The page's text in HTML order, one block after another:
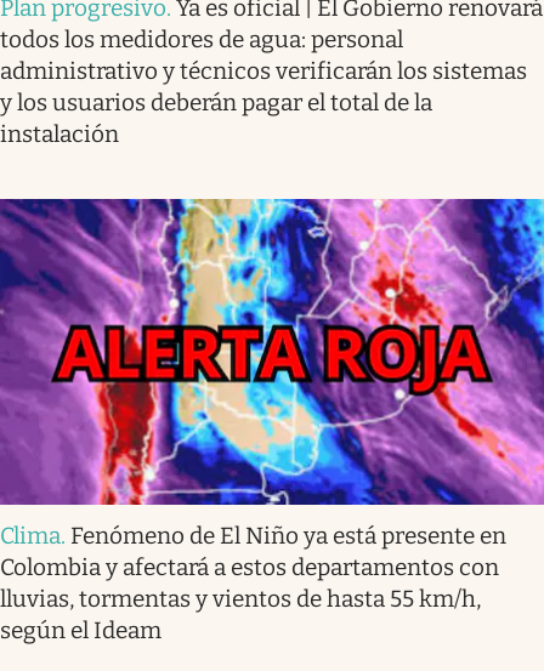
Plan progresivo. Ya es oficial | El Gobierno renovará
todos los medidores de agua: personal
administrativo y técnicos verificarán los sistemas
y los usuarios deberán pagar el total de la
instalación
Clima. Fenómeno de El Niño ya está presente en
Colombia y afectará a estos departamentos con
lluvias, tormentas y vientos de hasta 55 km/h,
según el Ideam